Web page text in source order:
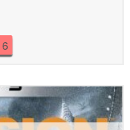
6